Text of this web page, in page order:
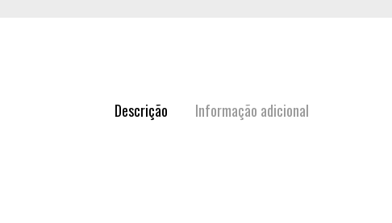
Descrição Informação adicional